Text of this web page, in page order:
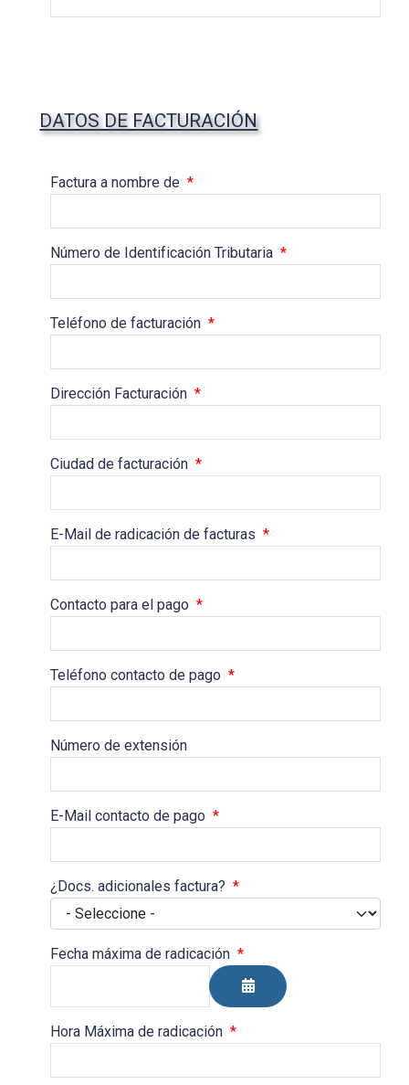
DATOS DE FACTURACIÓN
Factura a nombre de *
Número de Identificación Tributaria *
Teléfono de facturación *
Dirección Facturación *
Ciudad de facturación *
E-Mail de radicación de facturas *
Contacto para el pago *
Teléfono contacto de pago *
Número de extensión
E-Mail contacto de pago *
¿Docs. adicionales factura? *
Fecha máxima de radicación *
Abrir el calendario
Hora Máxima de radicación *